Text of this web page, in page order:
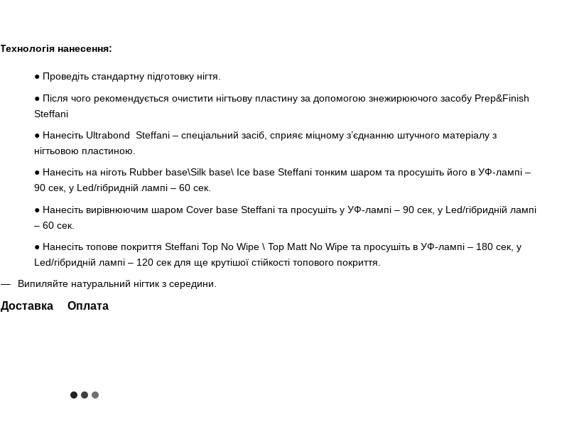
Технологія нанесення:
● Проведіть стандартну підготовку нігтя.
● Після чого рекомендується очистити нігтьову пластину за допомогою знежирюючого засобу Prep&Finish
Steffani
● Нанесіть Ultrabond Steffani – спеціальний засіб, сприяє міцному з’єднанню штучного матеріалу з
нігтьовою пластиною.
● Нанесіть на ніготь Rubber base\Silk base\ Ice base Steffani тонким шаром та просушіть його в УФ-лампі –
90 сек, у Led/гібридній лампі – 60 сек.
● Нанесіть вирівнюючим шаром Cover base Steffani та просушіть у УФ-лампі – 90 сек, у Led/гібридній лампі
– 60 сек.
● Нанесіть топове покриття Steffani Top No Wipe \ Top Matt No Wipe та просушіть в УФ-лампі – 180 сек, у
Led/гібридній лампі – 120 сек для ще крутішої стійкості топового покриття.
Випиляйте натуральний нігтик з середини.
Доставка Оплата